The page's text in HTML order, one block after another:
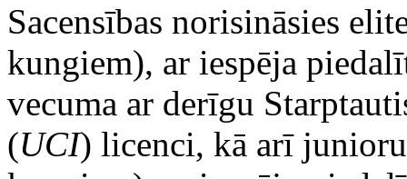
Sacensības norisināsies
kungiem), ar iespēja
vecuma ar derīgu
(UCI) licenci, kā arī